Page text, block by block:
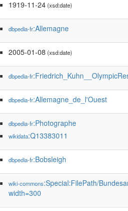
1919-11-24(xsd:date)
dbpedia-fr:Allemagne
2005-01-08 (xsd:date)
dbpedia-fr
dbpedia-fr:Allemagne_de_l'Ouest
dbpedia-fr:Photographe
wikidata:Q13383011
dbpedia-fr:Bobsleigh
wiki-commons:Special:FilePath/
width=300